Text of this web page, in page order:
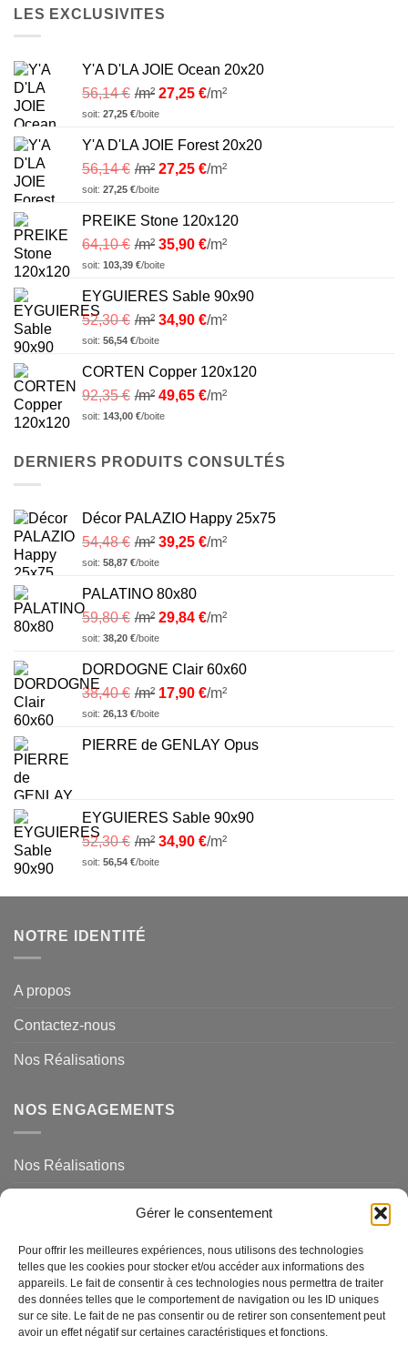
Gérer le consentement
Pour offrir les meilleures expériences, nous utilisons des technologies
telles que les cookies pour stocker et/ou accéder aux informations des
appareils. Le fait de consentir à ces technologies nous permettra de traiter
des données telles que le comportement de navigation ou les ID uniques
sur ce site. Le fait de ne pas consentir ou de retirer son consentement peut
avoir un effet négatif sur certaines caractéristiques et fonctions.
LES EXCLUSIVITES
Y'A D'LA JOIE Ocean 20x20
56,14€ /m² 27,25 €/m²
soit: 27,25 €/boite
Y'A D'LA JOIE Forest 20x20
56,14€ /m² 27,25 €/m²
soit: 27,25 €/boite
PREIKE Stone 120x120
64,10€ /m² 35,90 €/m²
soit: 103,39 €/boite
EYGUIERES Sable 90x90
52,30€ /m² 34,90 €/m²
soit: 56,54 €/boite
CORTEN Copper 120x120
92,35€ /m² 49,65 €/m²
soit: 143,00 €/boite
DERNIERS PRODUITS CONSULTÉS
Décor PALAZIO Happy 25x75
54,48€ /m² 39,25 €/m²
soit: 58,87 €/boite
PALATINO 80x80
59,80€ /m² 29,84 €/m²
soit: 38,20 €/boite
DORDOGNE Clair 60x60
38,40€ /m² 17,90 €/m²
soit: 26,13 €/boite
PIERRE de GENLAY Opus
EYGUIERES Sable 90x90
52,30€ /m² 34,90 €/m²
soit: 56,54 €/boite
NOTRE IDENTITÉ
A propos
Contactez-nous
Nos Réalisations
NOS ENGAGEMENTS
Nos Réalisations
NOS SERVICES
Magasins de Ravel
Questions Fréquemments Posées